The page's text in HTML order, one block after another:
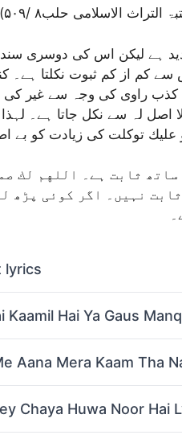
ہے لیکن اس کی دوسری
کم از کم ثبوت نکلتا ہے۔
راوی کی وجہ سے غیر کی
لہ سے نکل جاتا ہے۔ لہذا
و عليك توكلت کی زیادت کو بے
ساتھ ثابت ہے۔ اللهم لك
نہیں۔ اگر کوئی پڑھ
lyrics
Kaamil Hai Ya Gaus
Aana Mera Kaam Tha
Chaya Huwa Noor Hai